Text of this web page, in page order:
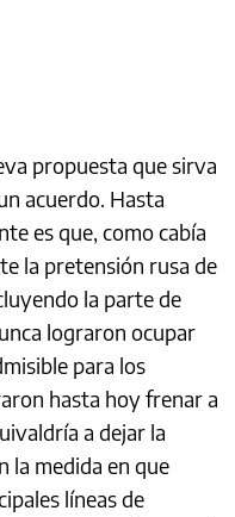
propuesta que sirva
acuerdo. Hasta
es que, como cabía
la pretensión rusa de
la parte de
lograron ocupar
para los
hasta hoy frenar a
a dejar la
la medida en que
líneas de